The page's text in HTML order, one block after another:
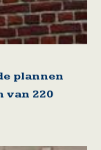
plannen
van 220